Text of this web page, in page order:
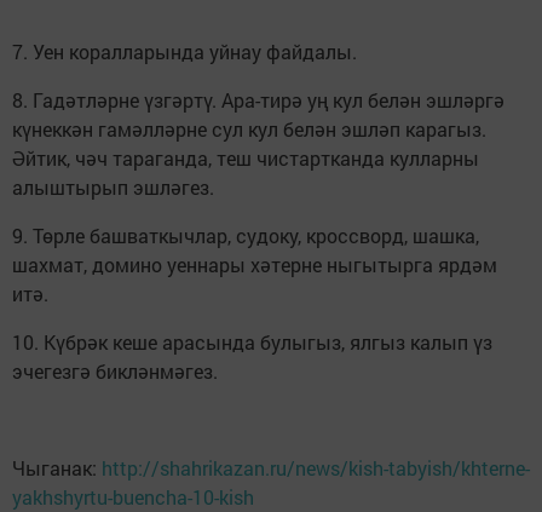
7. Уен коралларында уйнау файдалы.
8. Гадәтләрне үзгәртү. Ара-тирә уң кул белән эшләргә
күнеккән гамәлләрне сул кул белән эшләп карагыз.
Әйтик, чәч тараганда, теш чистартканда кулларны
алыштырып эшләгез.
9. Төрле башваткычлар, судоку, кроссворд, шашка,
шахмат, домино уеннары хәтерне ныгытырга ярдәм
итә.
10. Күбрәк кеше арасында булыгыз, ялгыз калып үз
эчегезгә бикләнмәгез.
Чыганак: http://shahrikazan.ru/news/kish-tabyish/khterne-
yakhshyrtu-buencha-10-kish